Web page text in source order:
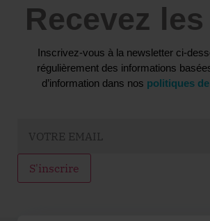
Recevez
Inscrivez-vous à la newsletter ci-
régulièrement des informations
d’information dans nos politiques